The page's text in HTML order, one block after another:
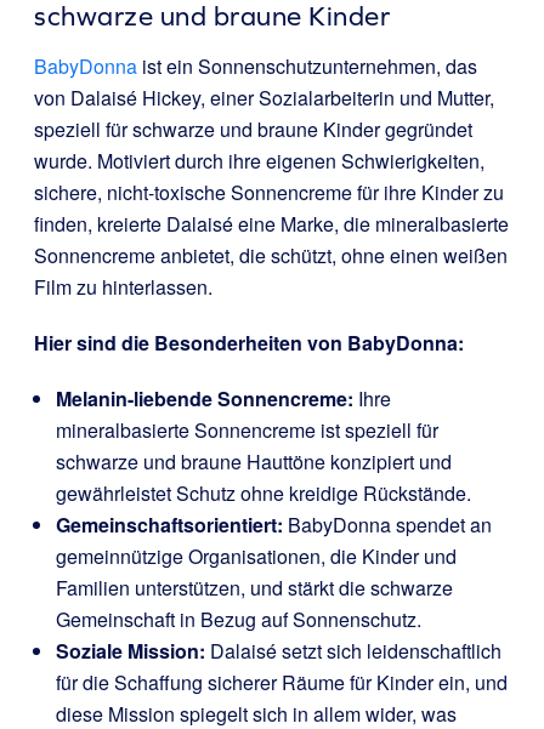
schwarze und braune Kinder
BabyDonna ist ein Sonnenschutzunternehmen, das
von Dalaisé Hickey, einer Sozialarbeiterin und Mutter,
speziell für schwarze und braune Kinder gegründet
wurde. Motiviert durch ihre eigenen Schwierigkeiten,
sichere, nicht-toxische Sonnencreme für ihre Kinder zu
finden, kreierte Dalaisé eine Marke, die mineralbasierte
Sonnencreme anbietet, die schützt, ohne einen weißen
Film zu hinterlassen.
Hier sind die Besonderheiten von BabyDonna:
Melanin-liebende Sonnencreme: Ihre
mineralbasierte Sonnencreme ist speziell für
schwarze und braune Hauttöne konzipiert und
gewährleistet Schutz ohne kreidige Rückstände.
Gemeinschaftsorientiert: BabyDonna spendet an
gemeinnützige Organisationen, die Kinder und
Familien unterstützen, und stärkt die schwarze
Gemeinschaft in Bezug auf Sonnenschutz.
Soziale Mission: Dalaisé setzt sich leidenschaftlich
für die Schaffung sicherer Räume für Kinder ein, und
diese Mission spiegelt sich in allem wider, was